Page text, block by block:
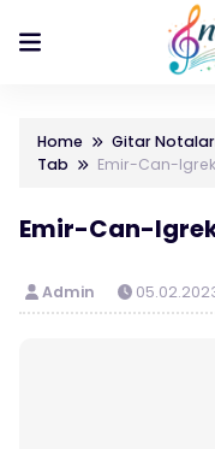
Home Gitar
Tab
Emir-Can-
Emir-Can-
Admin